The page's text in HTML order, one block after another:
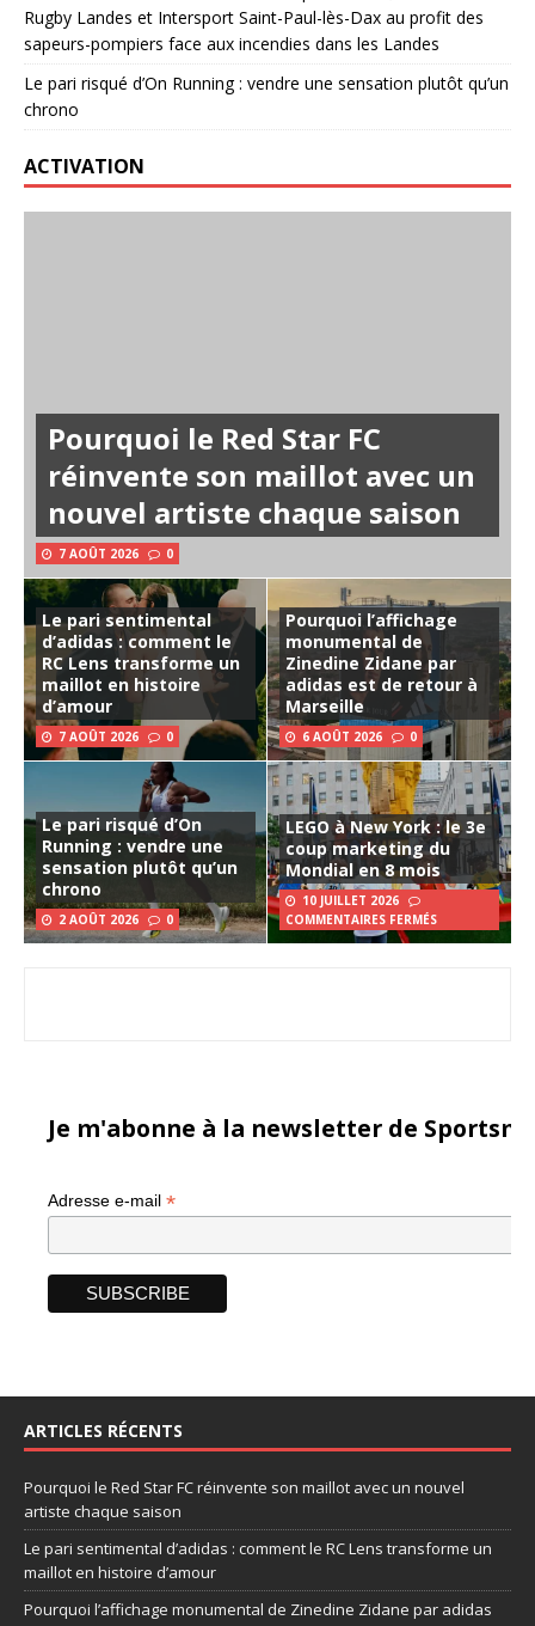
Rugby Landes et Intersport Saint-Paul-lès-Dax au profit des
sapeurs-pompiers face aux incendies dans les Landes
Le pari risqué d’On Running : vendre une sensation plutôt qu’un
chrono
ACTIVATION
Pourquoi le Red Star FC
réinvente son maillot avec un
nouvel artiste chaque saison
7 AOÛT 2026 0
Le pari sentimental
d’adidas : comment le
RC Lens transforme un
maillot en histoire
d’amour
7 AOÛT 2026 0
Pourquoi l’affichage
monumental de
Zinedine Zidane par
adidas est de retour à
Marseille
6 AOÛT 2026 0
Le pari risqué d’On
Running : vendre une
sensation plutôt qu’un
chrono
2 AOÛT 2026 0
LEGO à New York : le 3e
coup marketing du
Mondial en 8 mois
10 JUILLET 2026
COMMENTAIRES FERMÉS
Je m'abonne à la newsletter de
Adresse e-mail *
ARTICLES RÉCENTS
Pourquoi le Red Star FC réinvente son maillot avec un nouvel
artiste chaque saison
Le pari sentimental d’adidas : comment le RC Lens transforme un
maillot en histoire d’amour
Pourquoi l’affichage monumental de Zinedine Zidane par adidas